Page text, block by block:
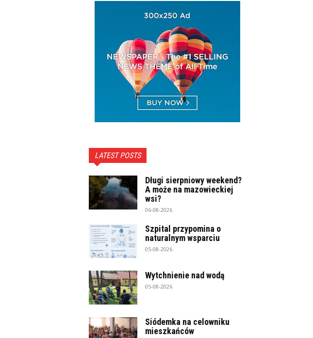
LATEST POSTS
Długi sierpniowy weekend?
A może na mazowieckiej
wsi?
06-08-2026
Szpital przypomina o
naturalnym wsparciu
05-08-2026
Wytchnienie nad wodą
05-08-2026
Siódemka na celowniku
mieszkańców